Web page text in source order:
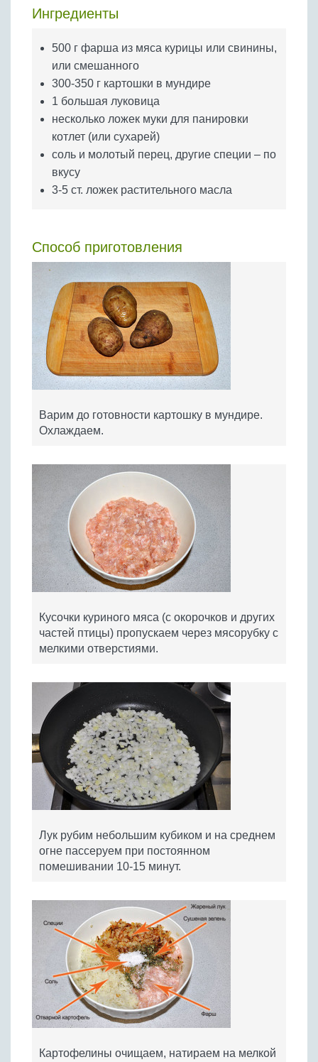
Крупы
Ингредиенты
500 г фарша из мяса курицы или свинины,
или смешанного
300-350 г картошки в мундире
1 большая луковица
несколько ложек муки для панировки
котлет (или сухарей)
соль и молотый перец, другие специи – по
вкусу
3-5 ст. ложек растительного масла
Способ приготовления
Варим до готовности картошку в мундире.
Охлаждаем.
Кусочки куриного мяса (с окорочков и других
частей птицы) пропускаем через мясорубку с
мелкими отверстиями.
Лук рубим небольшим кубиком и на среднем
огне пассеруем при постоянном
помешивании 10-15 минут.
Картофелины очищаем, натираем на мелкой